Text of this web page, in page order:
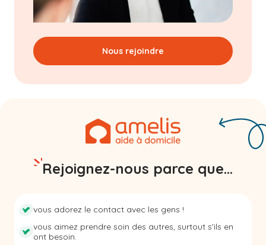
Nous rejoindre
Rejoignez-nous parce que...
vous adorez le contact avec les gens !
vous aimez prendre soin des autres, surtout s'ils en
ont besoin.